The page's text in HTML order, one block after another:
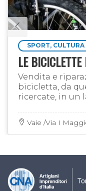
SPORT, CULTURA
LE
Vendita e
bicicletta, da
ricercate, in un
Vaie /Via I